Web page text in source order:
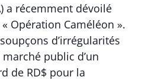
a récemment dévoilé
Opération Caméléon ».
d’irrégularités
public d’un
de RD$ pour la